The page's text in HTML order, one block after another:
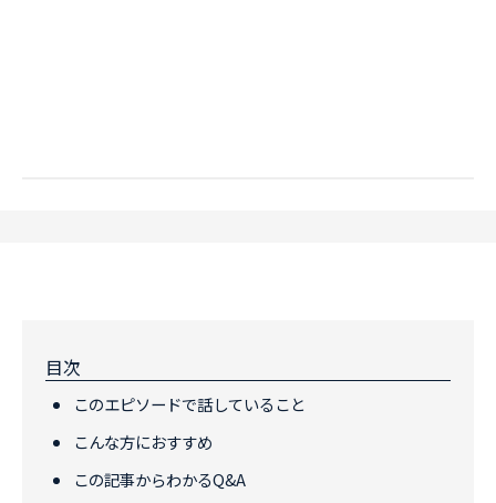
目次
このエピソードで話していること
こんな方におすすめ
この記事からわかるQ&A